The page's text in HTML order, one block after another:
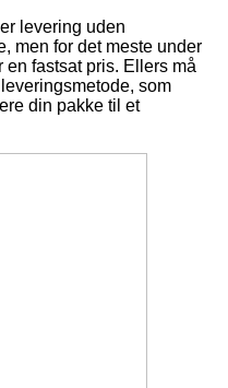
levering uden
men for det meste under
fastsat pris. Ellers må
som
din pakke til et